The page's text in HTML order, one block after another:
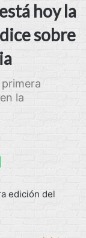
hoy la
sobre
la
edición del